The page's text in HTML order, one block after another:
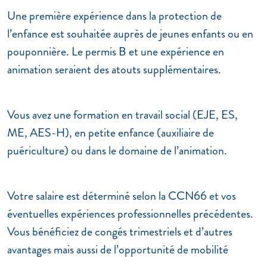
Une première expérience dans la protection de
l’enfance est souhaitée auprès de jeunes enfants ou en
pouponnière. Le permis B et une expérience en
animation seraient des atouts supplémentaires.
Vous avez une formation en travail social (EJE, ES,
ME, AES-H), en petite enfance (auxiliaire de
puériculture) ou dans le domaine de l’animation.
Votre salaire est déterminé selon la CCN66 et vos
éventuelles expériences professionnelles précédentes.
Vous bénéficiez de congés trimestriels et d’autres
avantages mais aussi de l’opportunité de mobilité